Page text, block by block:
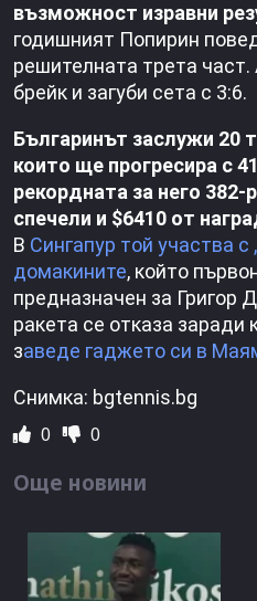
възможност изравни
годишният Попирин
решителната трета
брейк и загуби сета с 3:6.
Българинът заслужи 20
които ще прогресира с
рекордната за него
спечели и $6410 от
В Сингапур той участва с
домакините, който
предназначен за Григор
ракета се отказа заради
заведе гаджето си в
Снимка: bgtennis.bg
0 0
Още новини